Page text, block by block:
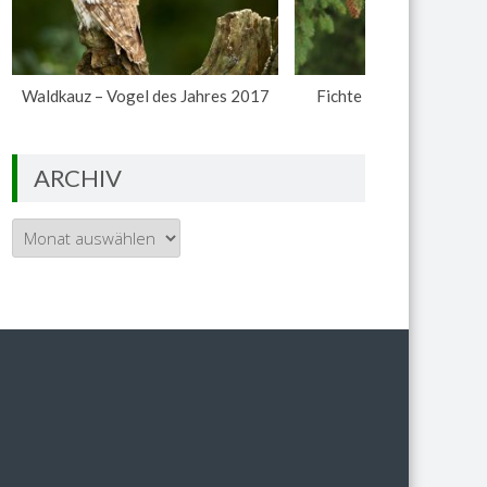
Waldkauz – Vogel des Jahres 2017 Fichte – Baum des
ARCHIV
Archiv